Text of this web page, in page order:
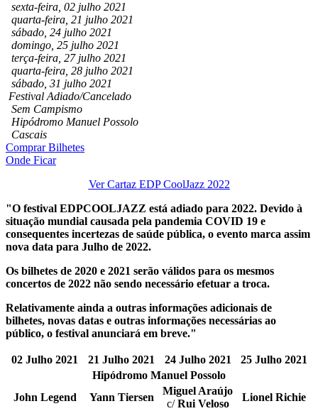
sexta-feira, 02 julho 2021
quarta-feira, 21 julho 2021
sábado, 24 julho 2021
domingo, 25 julho 2021
terça-feira, 27 julho 2021
quarta-feira, 28 julho 2021
sábado, 31 julho 2021
Festival Adiado/Cancelado
Sem Campismo
Hipódromo Manuel Possolo
Cascais
Comprar Bilhetes
Onde Ficar
Ver Cartaz EDP CoolJazz 2022
"O festival EDPCOOLJAZZ está adiado para 2022. Devido à
situação mundial causada pela pandemia COVID 19 e
consequentes incertezas de saúde pública, o evento marca assim
nova data para Julho de 2022.
Os bilhetes de 2020 e 2021 serão válidos para os mesmos
concertos de 2022 não sendo necessário efetuar a troca.
Relativamente ainda a outras informações adicionais de
bilhetes, novas datas e outras informações necessárias ao
público, o festival anunciará em breve."
02 Julho 2021 21 Julho 2021 24 Julho 2021
25 Julho 2021
Hipódromo Manuel Possolo
John Legend
Yann Tiersen
Miguel Araújo
c/Rui Veloso
Lionel Richie